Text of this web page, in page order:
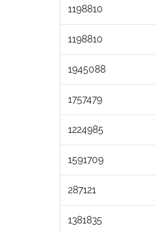
1198810
1198810
1945088
1757479
1224985
1591709
287121
1381835